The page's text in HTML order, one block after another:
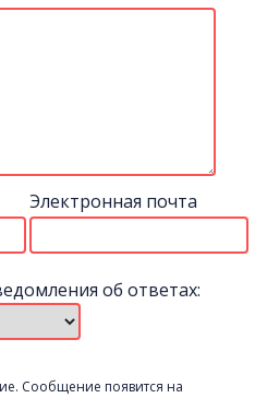
Электронная почта
об ответах:
Сообщение появится на